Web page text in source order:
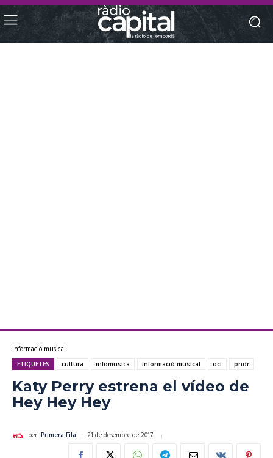
Informació musical
ETIQUETES cultura infomusica informació musical oci pndr
Katy Perry estrena el vídeo de
Hey Hey Hey
per Primera Fila 21 de desembre de 2017